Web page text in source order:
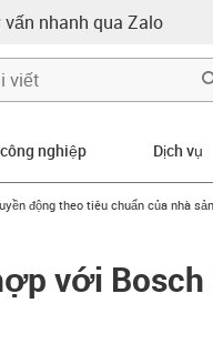
vấn nhanh qua Zalo
nghiệp Dịch vụ
arrow-right
động theo tiêu chuẩn của nhà
với Bosch